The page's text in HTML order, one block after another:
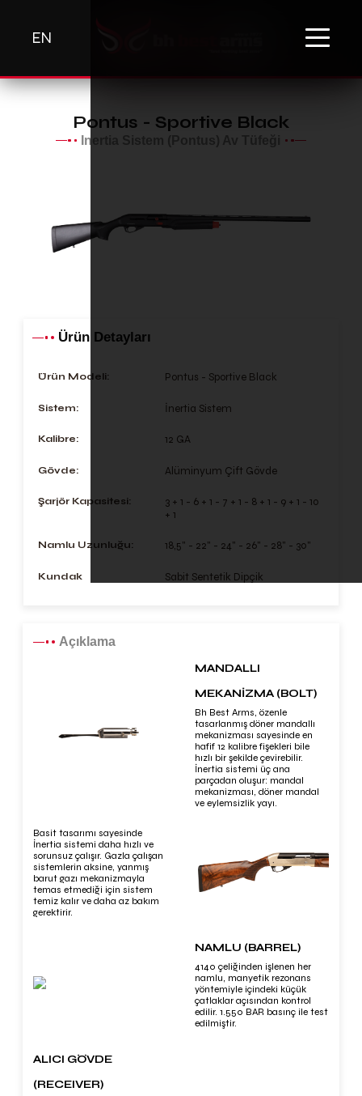
EN
Pontus - Sportive Black
Inertia Sistem (Pontus) Av Tüfeği
Ürün Detayları
Ürün Modeli: Pontus - Sportive Black
Sistem: İnertia Sistem
Kalibre: 12 GA
Gövde: Alüminyum Çift Gövde
Şarjör Kapasitesi:
3 + 1 - 6 + 1 - 7 + 1 - 8 + 1 - 9 + 1 - 10
+ 1
Namlu Uzunluğu: 18,5" - 22" - 24" - 26" - 28" - 30"
Kundak Sabit Sentetik Dipçik
Açıklama
MANDALLI
MEKANİZMA (BOLT)
Bh Best Arms, özenle
tasarlanmış döner mandallı
mekanizması sayesinde en
hafif 12 kalibre fişekleri bile
hızlı bir şekilde çevirebilir.
İnertia sistemi üç ana
parçadan oluşur: mandal
mekanizması, döner mandal
ve eylemsizlik yayı.
Basit tasarımı sayesinde
İnertia sistemi daha hızlı ve
sorunsuz çalışır. Gazla çalışan
sistemlerin aksine, yanmış
barut gazı mekanizmayla
temas etmediği için sistem
temiz kalır ve daha az bakım
gerektirir.
NAMLU (BARREL)
4140 çeliğinden işlenen her
namlu, manyetik rezonans
yöntemiyle içindeki küçük
çatlaklar açısından kontrol
edilir. 1.550 BAR basınç ile test
edilmiştir.
ALICI GÖVDE
(RECEIVER)